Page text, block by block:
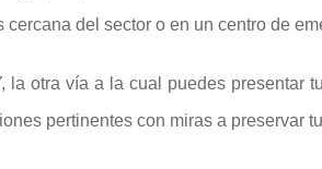
cercana del sector o en un centro de
la otra vía a la cual puedes presentar
pertinentes con miras a preservar